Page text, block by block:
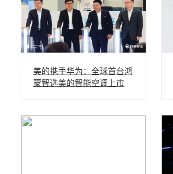
美的携手华为：全球首台鸿
蒙智选美的智能空调上市